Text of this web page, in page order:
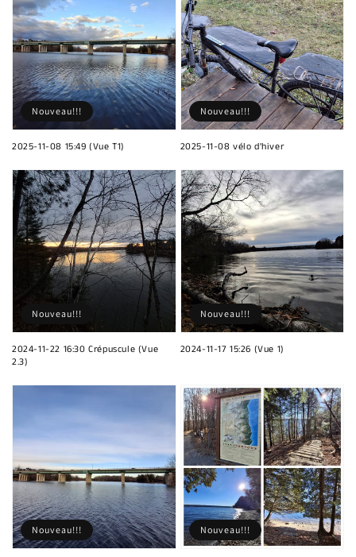
2025-11-08 15:49 (Vue T1)
Nouveau!!!
2025-11-08 vélo d'hiver
Nouveau!!!
2024-11-22 16:30 Crépuscule (Vue
2.3)
Nouveau!!!
2024-11-17 15:26 (Vue 1)
Nouveau!!!
Nouveau!!! Nouveau!!!